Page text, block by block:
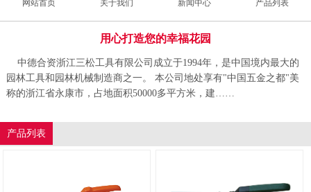
网站首页 关于我们 新闻中心 产品列表
用心打造您的幸福花园
中德合资浙江三松工具有限公司成立于1994年，是中国境内最大的
园林工具和园林机械制造商之一。 本公司地处享有"中国五金之都"美
称的浙江省永康市，占地面积50000多平方米，建……
产品列表